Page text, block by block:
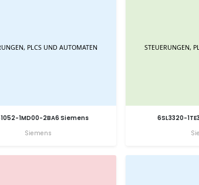
1MD00-2BA6 Siemens
Siemens
6SL3320-